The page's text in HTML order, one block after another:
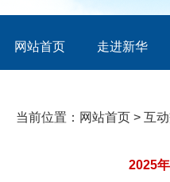
网站首页 走进新华
当前位置： 网站首页 > 互
2025